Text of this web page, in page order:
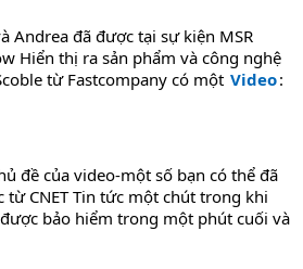
Andrea đã được tại sự kiện MSR
Hiển thị ra sản phẩm và công nghệ
từ Fastcompany có một Video:
đề của video-một số bạn có thể đã
CNET Tin tức một chút trong khi
bảo hiểm trong một phút cuối và